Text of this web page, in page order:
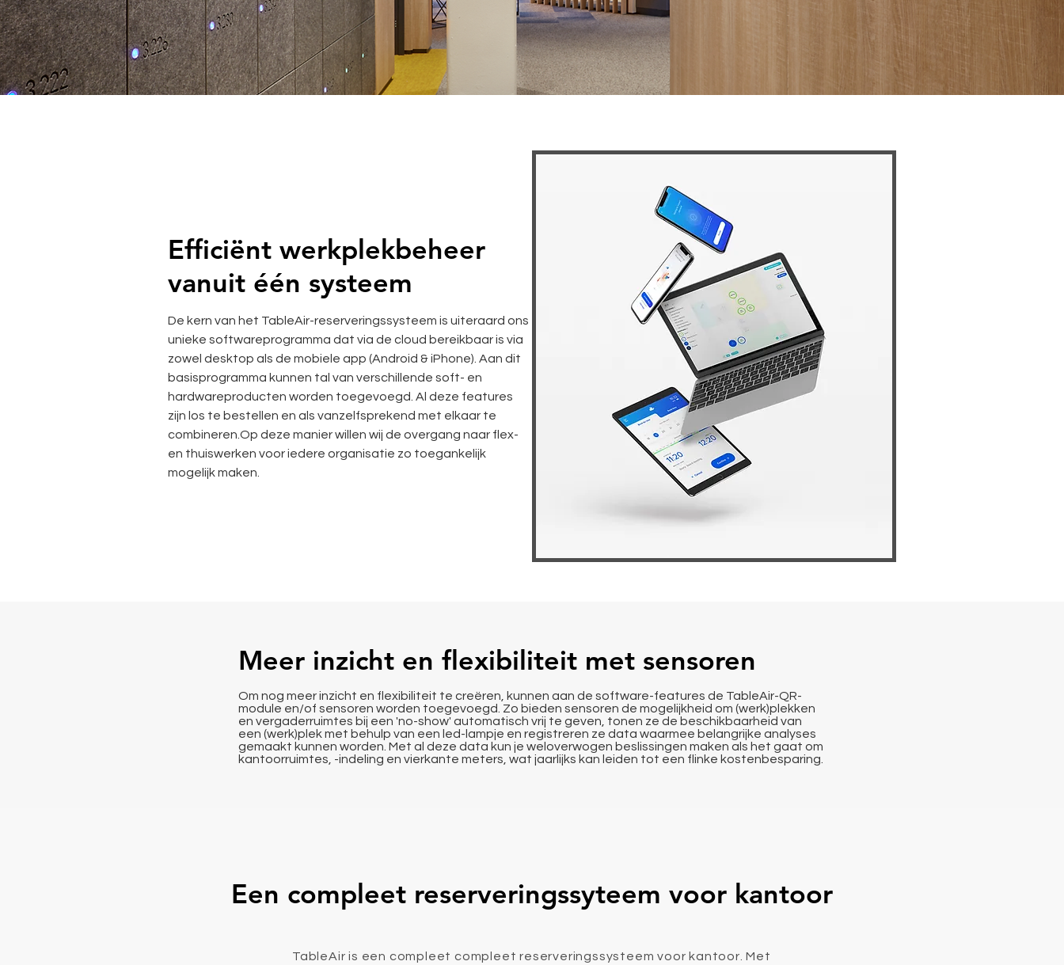
Efficiënt werkplekbeheer
vanuit één systeem
De kern van het TableAir-reserveringssysteem is uiteraard ons
unieke softwareprogramma dat via de cloud bereikbaar is via
zowel desktop als de mobiele app (Android & iPhone). Aan dit
basisprogramma kunnen tal van verschillende soft- en
hardwareproducten worden toegevoegd. Al deze features
zijn los te bestellen en als vanzelfsprekend met elkaar te
combineren.Op deze manier willen wij de overgang naar flex-
en thuiswerken voor iedere organisatie zo toegankelijk
mogelijk maken.​
Meer inzicht en flexibiliteit met sensoren
Om nog meer inzicht en flexibiliteit te creëren, kunnen aan de software-features de TableAir-QR-
module en/of sensoren worden toegevoegd. Zo bieden sensoren de mogelijkheid om (werk)plekken
en vergaderruimtes bij een 'no-show' automatisch vrij te geven, tonen ze de beschikbaarheid van
een (werk)plek met behulp van een led-lampje en registreren ze data waarmee belangrijke analyses
gemaakt kunnen worden. Met al deze data kun je weloverwogen beslissingen maken als het gaat om
kantoorruimtes, -indeling en vierkante meters, wat jaarlijks kan leiden tot een flinke kostenbesparing.
Een compleet reserveringssyteem voor kantoor
TableAir is een compleet compleet reserveringssysteem voor kantoor. Met